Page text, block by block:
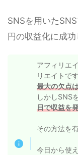
SNSを用いた
円の収益化に成功
アフィリエ
リエイトです
最大の欠点
しかしSNS
日で収益を
その方法を
今日から使